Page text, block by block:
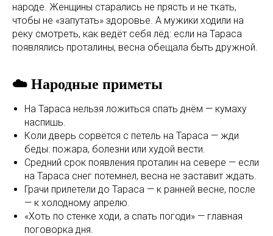
народе. Женщины старались не прясть и не ткать,
чтобы не «запутать» здоровье. А мужики ходили на
реку смотреть, как ведёт себя лёд: если на Тараса
появлялись проталины, весна обещала быть дружной.
☁️ Народные приметы
На Тараса нельзя ложиться спать днём — кумаху
наспишь.
Коли дверь сорвётся с петель на Тараса — жди
беды: пожара, болезни или худой вести.
Средний срок появления проталин на севере — если
на Тараса снег потемнел, весна не заставит ждать.
Грачи прилетели до Тараса — к ранней весне, после
— к холодному апрелю.
«Хоть по стенке ходи, а спать погоди» — главная
поговорка дня.